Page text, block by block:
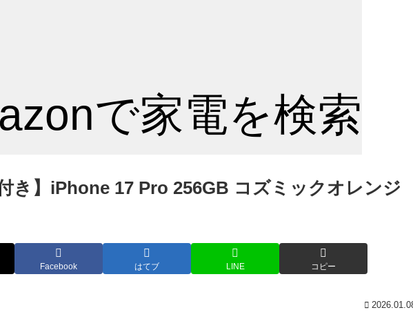
で家電を検索
き】iPhone 17 Pro 256GB コズミックオレンジ
Facebook はてブ LINE コピー